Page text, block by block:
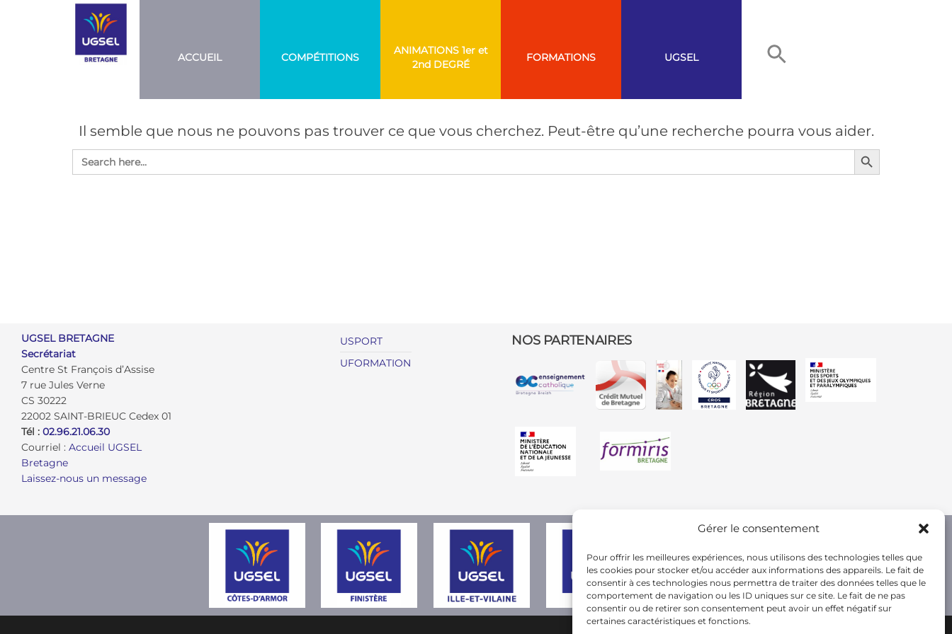
Gérer le consentement
Pour offrir les meilleures expériences, nous utilisons des technologies telles que
les cookies pour stocker et/ou accéder aux informations des appareils. Le fait de
consentir à ces technologies nous permettra de traiter des données telles que le
comportement de navigation ou les ID uniques sur ce site. Le fait de ne pas
consentir ou de retirer son consentement peut avoir un effet négatif sur
certaines caractéristiques et fonctions.
ACCUEIL
COMPÉTITIONS
ANIMATIONS
FORMATIONS UGSEL
AUCUN RÉSULTAT
Il semble que nous ne pouvons pas trouver ce que vous cherchez. Peut-être qu’une recherche pourra vous aider.
Search
for:
Search Button
UGSEL BRETAGNE
Secrétariat
Centre St François d’Assise
7 rue Jules Verne
CS 30222
22002 SAINT-BRIEUC Cedex 01
Tél : 02.96.21.06.30
Courriel : Accueil UGSEL
Bretagne
Laissez-nous un message
USPORT
UFORMATION
NOS PARTENAIRES